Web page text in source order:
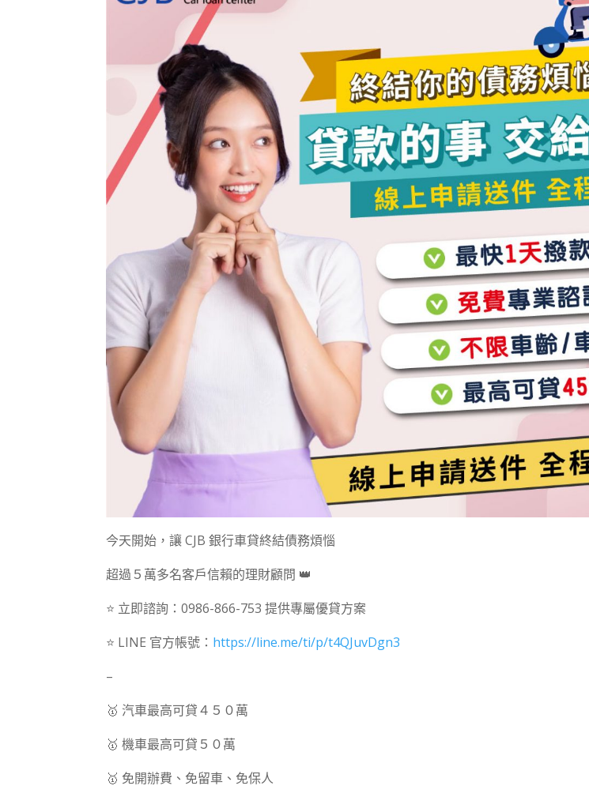
今天開始，讓 CJB 銀行車貸終結債務煩惱
超過５萬多名客戶信賴的理財顧問 👑
⭐ 立即諮詢：0986-866-753 提供專屬優貸方案
⭐ LINE 官方帳號： https://line.me/ti/p/t4QJuvDgn3
–
🥇 汽車最高可貸４５０萬
🥇 機車最高可貸５０萬
🥇 免開辦費、免留車、免保人